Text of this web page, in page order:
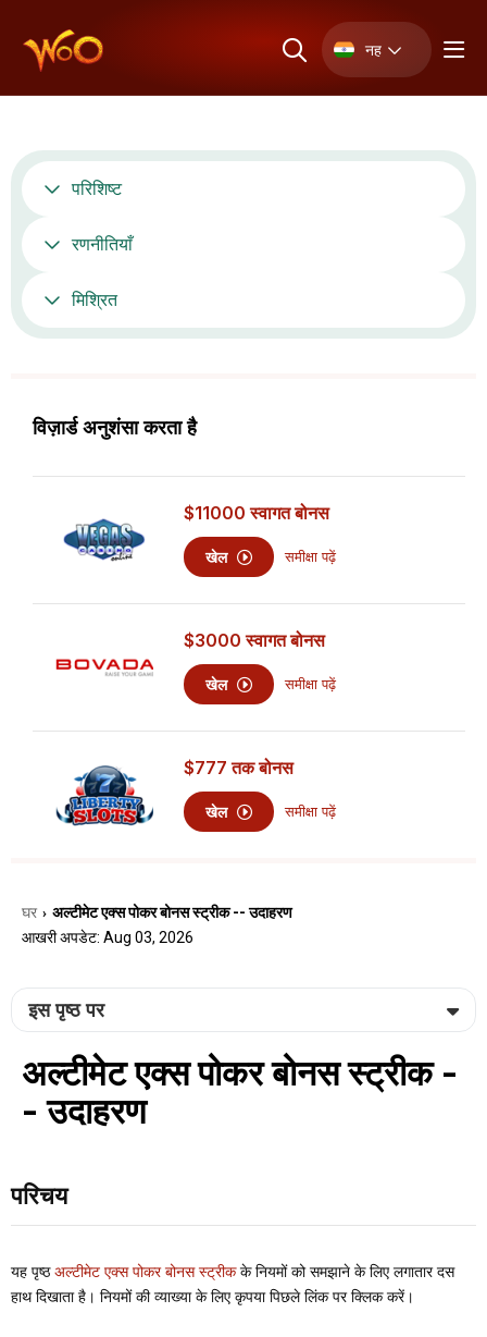
नह
परिशिष्ट
रणनीतियाँ
मिश्रित
विज़ार्ड अनुशंसा करता है
$11000 स्वागत बोनस
खेल समीक्षा पढ़ें
$3000 स्वागत बोनस
खेल समीक्षा पढ़ें
$777 तक बोनस
खेल समीक्षा पढ़ें
घर › अल्टीमेट एक्स पोकर बोनस स्ट्रीक -- उदाहरण
आखरी अपडेट: Aug 03, 2026
इस पृष्ठ पर
अल्टीमेट एक्स पोकर बोनस स्ट्रीक -
- उदाहरण
परिचय
यह पृष्ठअल्टीमेट एक्स पोकर बोनस स्ट्रीकके नियमों को समझाने के लिए लगातार दस
हाथ दिखाता है। नियमों की व्याख्या के लिए कृपया पिछले लिंक पर क्लिक करें।